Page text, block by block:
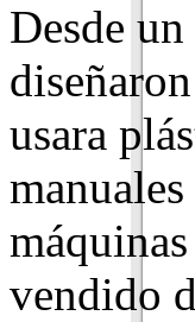
Desde
usara
vendido